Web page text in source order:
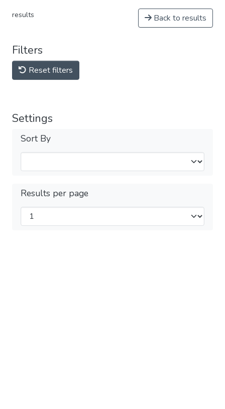
results Back to results
Filters
Reset filters
Settings
Sort By
Results per page